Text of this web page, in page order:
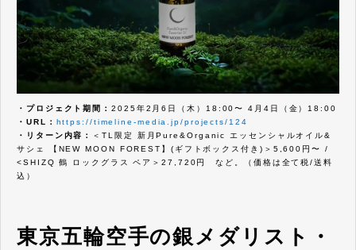
・プロジェクト期間： 2025年2月6日（木）18:00〜 4月4日（金）18:00
・URL： https://timeline-media.jp/projects/124
・リターン内容：
＜TL限定 新月Pure&Organic エッセンシャルオイル&
サシェ 【NEW MOON FOREST】(ギフトボックス付き)＞5,600円〜 /
<SHIZQ 鶴 ロックグラス ペア＞27,720円 など。（価格は全て税/送料
込）
東京五輪空手の銀メダリスト・